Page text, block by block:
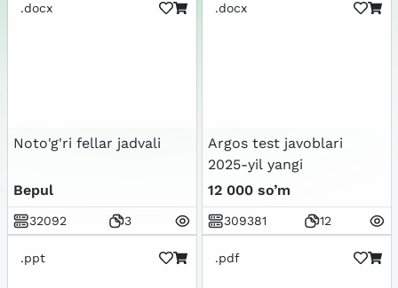
.docx
Noto'g'ri fellar jadvali
Bepul
32092 3
.docx
Argos test javoblari
2025-yil yangi
12 000 so’m
309381 12
.ppt .pdf